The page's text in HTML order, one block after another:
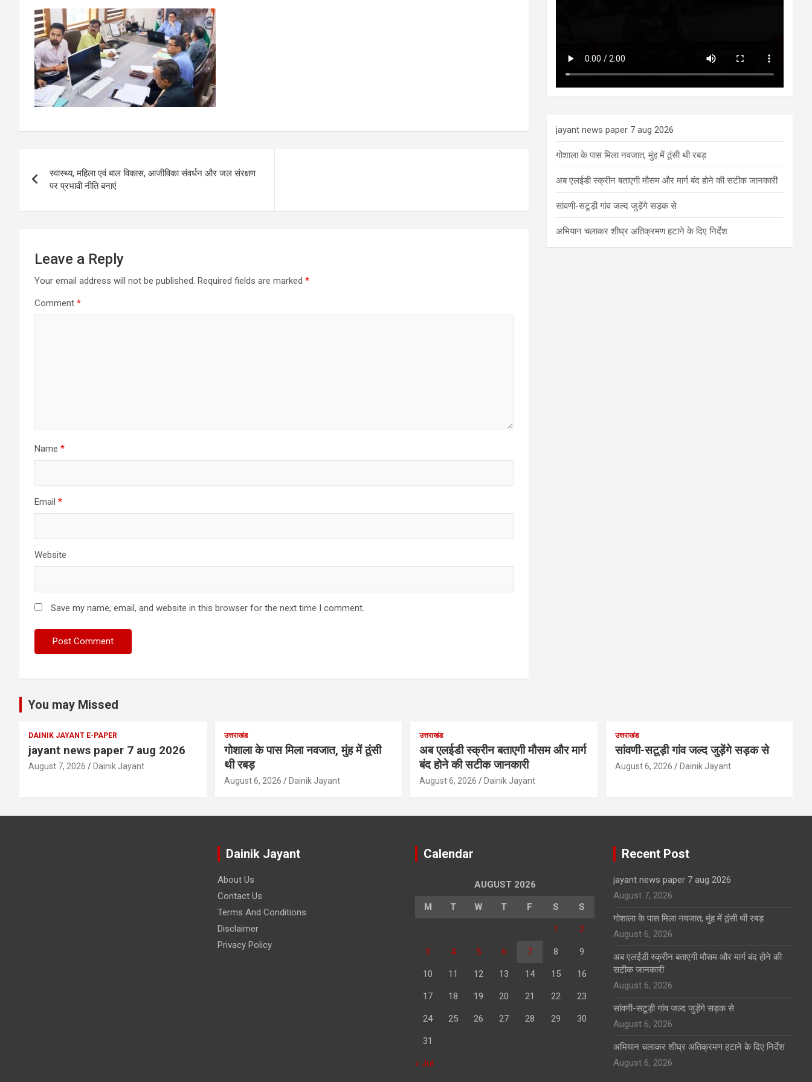
navigation
स्वास्थ्य, महिला एवं बाल विकास, आजीविका संवर्धन और जल संरक्षण
पर प्रभावी नीति बनाएं
Leave a Reply
Your email address will not be published. Required fields are marked *
Comment *
Name *
Email *
Website
Save my name, email, and website in this browser for the next time I comment.
jayant news paper 7 aug 2026
गोशाला के पास मिला नवजात, मुंह में ठूंसी थी रबड़
अब एलईडी स्क्रीन बताएगी मौसम और मार्ग बंद होने की सटीक जानकारी
सांवणी-सटूड़ी गांव जल्द जुड़ेंगे सड़क से
अभियान चलाकर शीघ्र अतिक्रमण हटाने के दिए निर्देश
You may Missed
DAINIK JAYANT E-PAPER
jayant news paper 7 aug 2026
August 7, 2026 Dainik Jayant
उत्तराखंड
गोशाला के पास मिला नवजात, मुंह में ठूंसी
थी रबड़
August 6, 2026 Dainik Jayant
उत्तराखंड
अब एलईडी स्क्रीन बताएगी मौसम और मार्ग
बंद होने की सटीक जानकारी
August 6, 2026 Dainik Jayant
उत्तराखंड
सांवणी-सटूड़ी गांव जल्द जुड़ेंगे सड़क से
August 6, 2026 Dainik Jayant
Dainik Jayant
About Us
Contact Us
Terms And Conditions
Disclaimer
Privacy Policy
Calendar
AUGUST 2026
M T W T F S S
1 2
3 4 5 6 7 8 9
10 11 12 13 14 15 16
17 18 19 20 21 22 23
24 25 26 27 28 29 30
31
« Jul
Recent Post
jayant news paper 7 aug 2026
August 7, 2026
गोशाला के पास मिला नवजात, मुंह में ठूंसी थी रबड़
August 6, 2026
अब एलईडी स्क्रीन बताएगी मौसम और मार्ग बंद होने की
सटीक जानकारी
August 6, 2026
सांवणी-सटूड़ी गांव जल्द जुड़ेंगे सड़क से
August 6, 2026
अभियान चलाकर शीघ्र अतिक्रमण हटाने के दिए निर्देश
August 6, 2026